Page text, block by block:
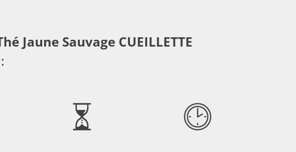
Jaune Sauvage CUEILLETTE
: